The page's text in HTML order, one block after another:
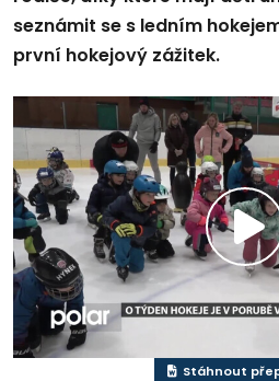
seznámit se s ledním
první hokejový zážitek.
Stáhnout